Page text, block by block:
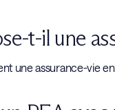
t-il une
une assurance-vie